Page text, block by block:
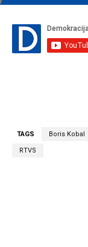
TAGS Boris Kobal
RTVS